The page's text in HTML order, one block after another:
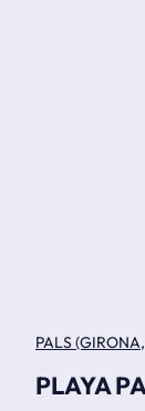
PALS
PLAYA